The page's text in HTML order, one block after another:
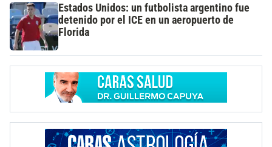
Estados Unidos: un futbolista argentino fue
detenido por el ICE en un aeropuerto de
Florida